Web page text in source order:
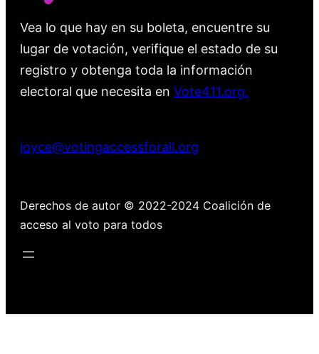
Vea lo que hay en su boleta, encuentre su
lugar de votación, verifique el estado de su
registro y obtenga toda la información
electoral que necesita en Vote411.org.
joyce@votingaccessforall.org
Derechos de autor © 2022-2024 Coalición de
acceso al voto para todos